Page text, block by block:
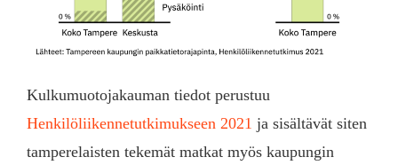
Kulkumuotojakauman tiedot perustuu
Henkilöliikennetutkimukseen 2021 ja sisältävät siten
tamperelaisten tekemät matkat myös kaupungin